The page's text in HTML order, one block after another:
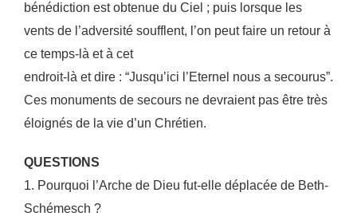
bénédiction est obtenue du Ciel ; puis lorsque les
vents de l’adversité soufflent, l’on peut faire un retour à
ce temps-là et à cet
endroit-là et dire : “Jusqu’ici l’Eternel nous a secourus”.
Ces monuments de secours ne devraient pas être très
éloignés de la vie d’un Chrétien.
QUESTIONS
1. Pourquoi l’Arche de Dieu fut-elle déplacée de Beth-
Schémesch ?